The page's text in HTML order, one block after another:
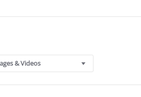
& Videos